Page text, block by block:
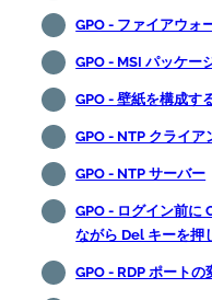
GPO - ファイアウォ
GPO - MSI パッケー
GPO - 壁紙を構成す
GPO - NTP クライア
GPO - NTP サーバー
GPO - ログイン前に
ながら Del キーを押
GPO - RDP ポートの